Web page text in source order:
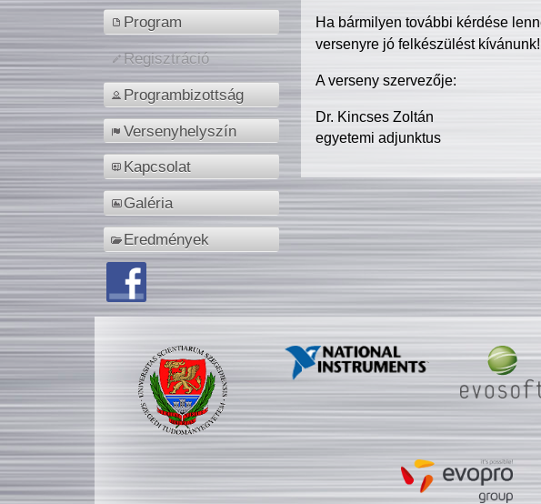
Program
Regisztráció
Programbizottság
Versenyhelyszín
Kapcsolat
Galéria
Eredmények
Ha bármilyen további kérdése
versenyre jó felkészülést kívánunk!
A verseny szervezője:
Dr. Kincses Zoltán
egyetemi adjunktus